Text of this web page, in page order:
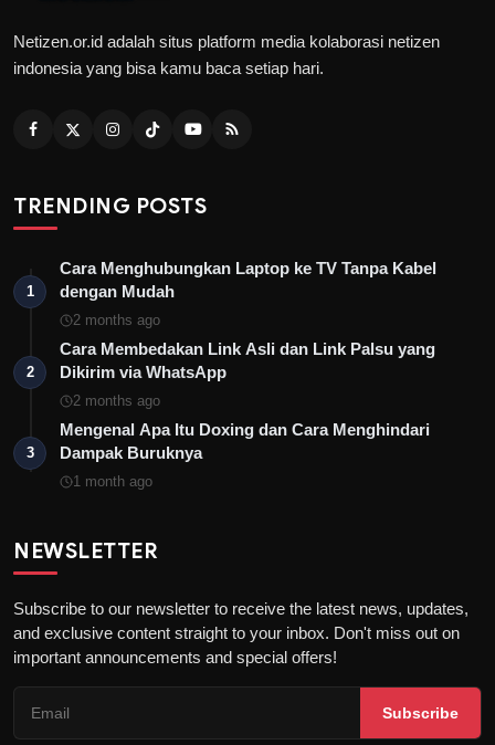
Netizen.or.id adalah situs platform media kolaborasi netizen
indonesia yang bisa kamu baca setiap hari.
TRENDING POSTS
1
Cara Menghubungkan Laptop ke TV Tanpa Kabel
dengan Mudah
2 months ago
2
Cara Membedakan Link Asli dan Link Palsu yang
Dikirim via WhatsApp
2 months ago
3
Mengenal Apa Itu Doxing dan Cara Menghindari
Dampak Buruknya
1 month ago
NEWSLETTER
Subscribe to our newsletter to receive the latest news, updates,
and exclusive content straight to your inbox. Don't miss out on
important announcements and special offers!
Subscribe